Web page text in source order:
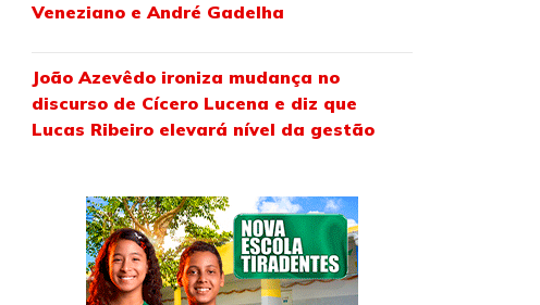
Veneziano e André Gadelha
João Azevêdo ironiza mudança no
discurso de Cícero Lucena e diz que
Lucas Ribeiro elevará nível da gestão